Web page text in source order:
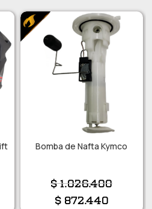
Bomba de Nafta Kymco
$1.026.400
$872.440